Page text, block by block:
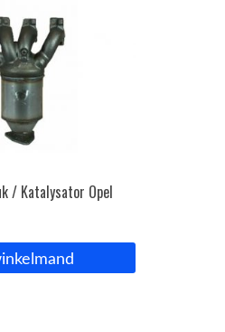
/ Katalysator Opel